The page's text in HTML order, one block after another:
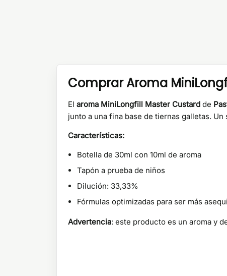
Comprar Aroma
El aroma MiniLongfill Master Custard de
junto a una fina base de tiernas galletas.
Características:
Botella de 30ml con 10ml de aroma
Tapón a prueba de niños
Dilución: 33,33%
Fórmulas optimizadas para ser más
Advertencia: este producto es un aroma y